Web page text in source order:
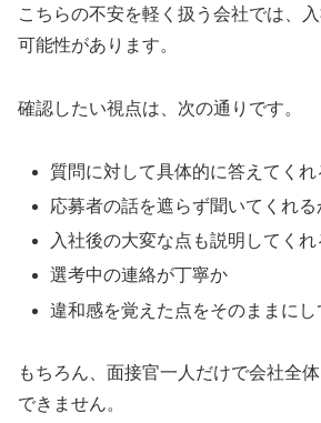
こちらの不安を軽く扱う会社では、
可能性があります。
確認したい視点は、次の通りです。
質問に対して具体的に答えてくれ
応募者の話を遮らず聞いてくれる
入社後の大変な点も説明してくれ
選考中の連絡が丁寧か
違和感を覚えた点をそのままに
もちろん、面接官一人だけで会社全
できません。